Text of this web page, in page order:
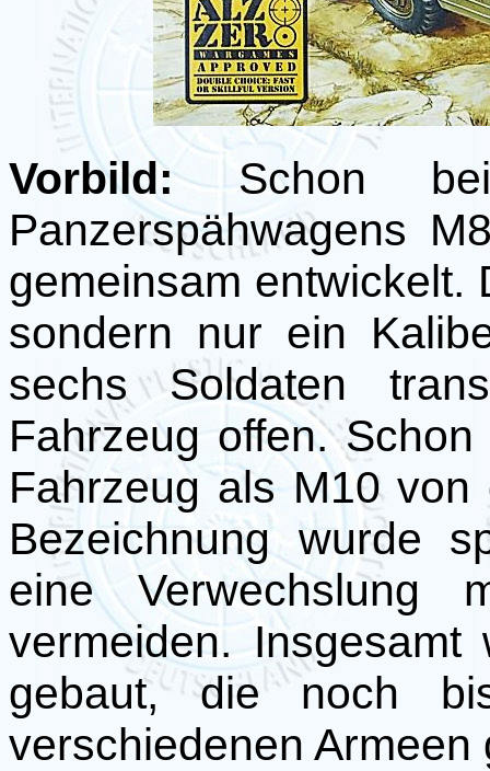
Vorbild:Schon bei
Panzerspähwagens
gemeinsam entwickelt.
sondern nur ein
sechs Soldaten
Fahrzeug offen.
Fahrzeug als M10
Bezeichnung wurde
eine
vermeiden.
gebaut, die noch
verschiedenen Armeen